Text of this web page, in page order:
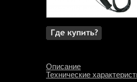
Описание
Технические